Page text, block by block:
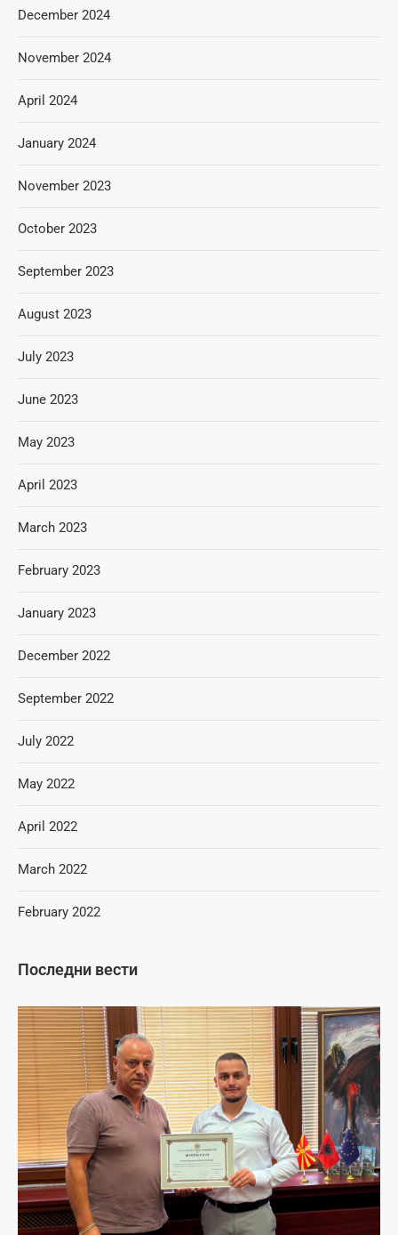
Последни вести
December 2024
November 2024
April 2024
January 2024
November 2023
October 2023
September 2023
August 2023
July 2023
June 2023
May 2023
April 2023
March 2023
February 2023
January 2023
December 2022
September 2022
July 2022
May 2022
April 2022
March 2022
February 2022